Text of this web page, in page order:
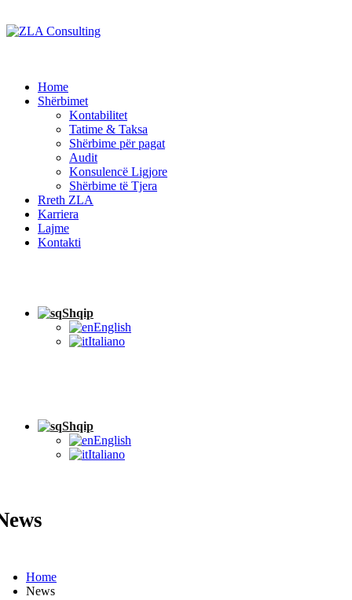
Home
Shërbimet
Kontabilitet
Tatime & Taksa
Shërbime për pagat
Audit
Konsulencë Ligjore
Shërbime të Tjera
Rreth ZLA
Karriera
Lajme
Kontakti
Shqip
English
Italiano
Shqip
English
Italiano
Home
News